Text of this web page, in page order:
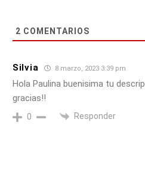
2 COMENTARIOS
Silvia 8 marzo, 2023 3:39 pm
Hola Paulina buenisima tu
gracias!!
0 Responder